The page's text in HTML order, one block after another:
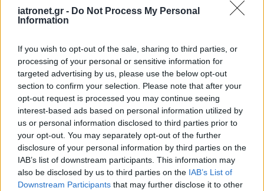
iatronet.gr - Do Not Process My Personal
Information
If you wish to opt-out of the sale, sharing to third parties, or
processing of your personal or sensitive information for
targeted advertising by us, please use the below opt-out
section to confirm your selection. Please note that after your
opt-out request is processed you may continue seeing
interest-based ads based on personal information utilized by
us or personal information disclosed to third parties prior to
your opt-out. You may separately opt-out of the further
disclosure of your personal information by third parties on the
IAB’s list of downstream participants. This information may
also be disclosed by us to third parties on the IAB’s List of
Downstream Participants that may further disclose it to other
ΜΠΕΙΤΕ ΣΤΗ ΣΥΖΗΤΗΣΗ
Loading...